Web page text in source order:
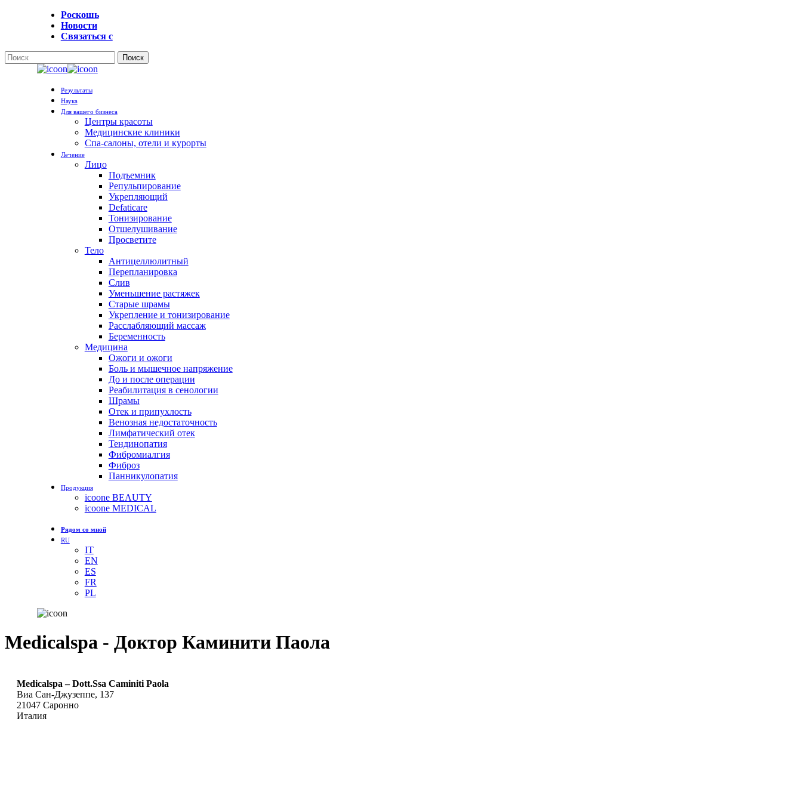
Роскошь
Новости
Связаться с
Поиск
МенюРезультаты
Наука
Для вашего бизнеса
Центры красоты
Медицинские клиники
Спа-салоны, отели и курорты
Лечение
Лицо
Подъемник
Репульпирование
Укрепляющий
Defaticare
Тонизирование
Отшелушивание
Просветите
Тело
Антицеллюлитный
Перепланировка
Слив
Уменьшение растяжек
Старые шрамы
Укрепление и тонизирование
Расслабляющий массаж
Беременность
Медицина
Ожоги и ожоги
Боль и мышечное напряжение
До и после операции
Реабилитация в сенологии
Шрамы
Отек и припухлость
Венозная недостаточность
Лимфатический отек
Тендинопатия
Фибромиалгия
Фиброз
Панникулопатия
Продукция
icoone BEAUTY
icoone MEDICAL
Рядом со мной
RU
IT
EN
ES
FR
PL
Medicalspa - Доктор Каминити Паола
Medicalspa – Dott.Ssa Caminiti Paola
Виа Сан-Джузеппе, 137
21047 Саронно
Италия